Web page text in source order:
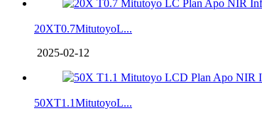
20XT0.7MitutoyoL...
2025-02-12
50XT1.1MitutoyoL...